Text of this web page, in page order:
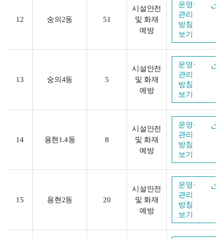
12 숭의2동 51
시설안전
및 화재
예방
운영·
관리
방침
보기
13 숭의4동 5
시설안전
및 화재
예방
운영·
관리
방침
보기
14 용현1.4동 8
시설안전
및 화재
예방
운영·
관리
방침
보기
15 용현2동 20
시설안전
및 화재
예방
운영·
관리
방침
보기